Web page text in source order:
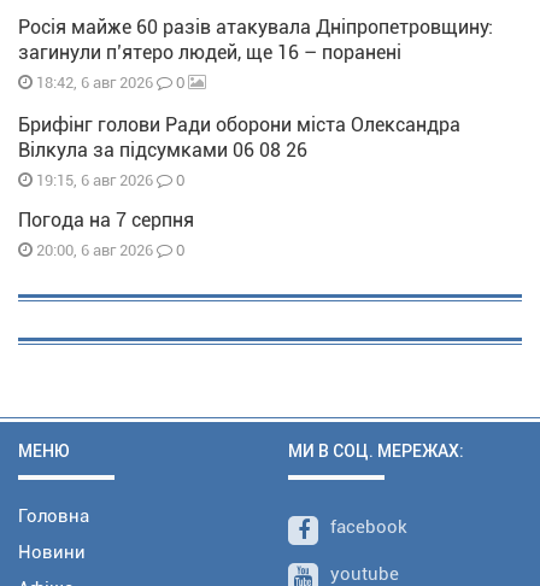
Росія майже 60 разів атакувала Дніпропетровщину:
загинули п’ятеро людей, ще 16 – поранені
18:42, 6 авг 2026 0
Брифінг голови Ради оборони міста Олександра
Вілкула за підсумками 06 08 26
19:15, 6 авг 2026 0
Погода на 7 серпня
20:00, 6 авг 2026 0
МЕНЮ
Головна
Новини
МИ В СОЦ. МЕРЕЖАХ:
facebook
youtube